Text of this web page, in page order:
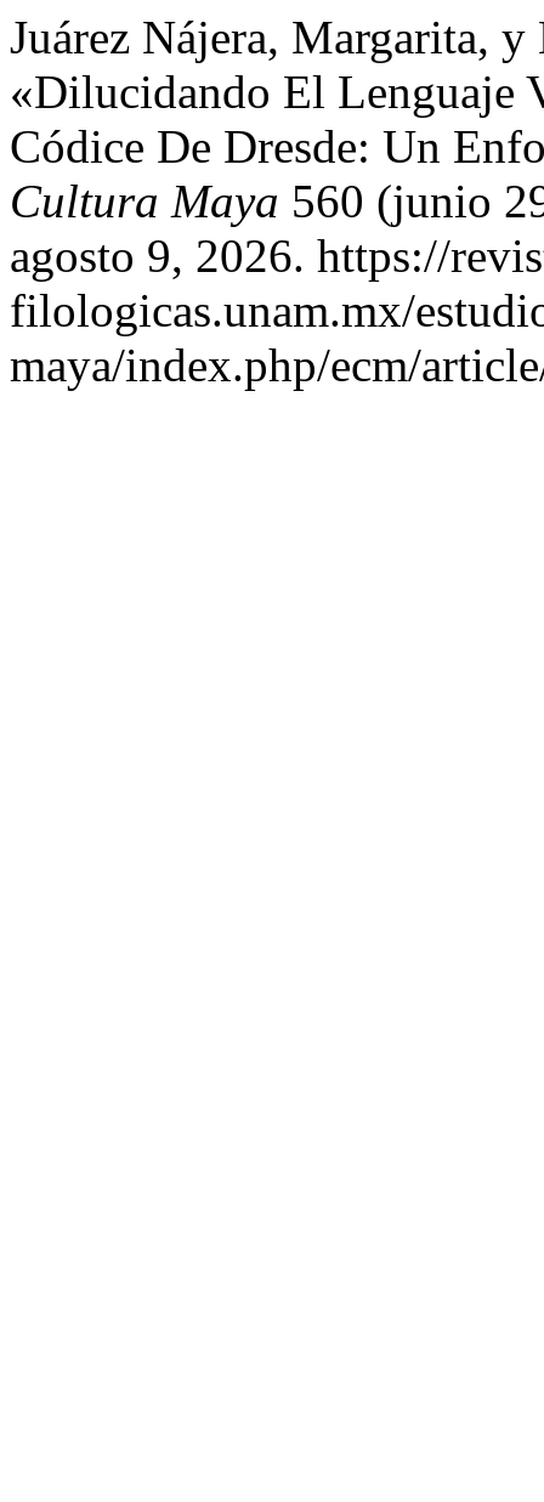
Juárez Nájera, Margarita,
«Dilucidando El Lenguaje
Códice De Dresde: Un
Cultura Maya 560 (junio
agosto 9, 2026. https://
filologicas.unam.mx/
maya/index.php/ecm/